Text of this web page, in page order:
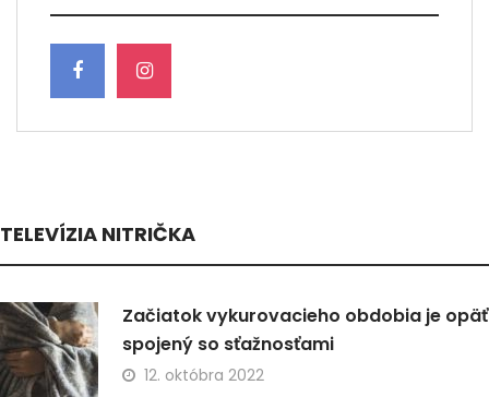
TELEVÍZIA NITRIČKA
Začiatok vykurovacieho obdobia je opäť
spojený so sťažnosťami
12. októbra 2022